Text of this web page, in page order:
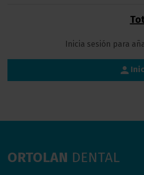
Inicia sesión para
person
ORTOLAN DENTAL